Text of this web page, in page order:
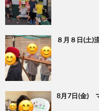
８月８日(土)
8月7日(金)